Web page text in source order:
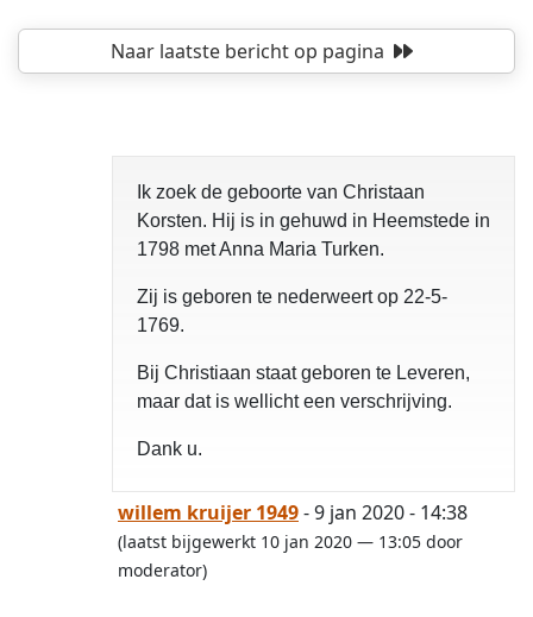
Naar laatste berichtop pagina
Ik zoek de geboorte van Christaan
Korsten. Hij is in gehuwd in Heemstede in
1798 met Anna Maria Turken.
Zij is geboren te nederweert op 22-5-
1769.
Bij Christiaan staat geboren te Leveren,
maar dat is wellicht een verschrijving.
Dank u.
willem kruijer 1949- 9 jan 2020 - 14:38
(laatst bijgewerkt 10 jan 2020 — 13:05 door
moderator)